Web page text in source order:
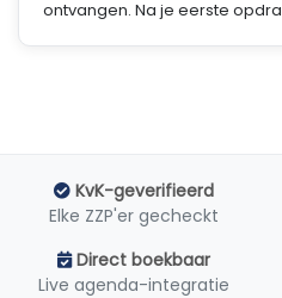
ontvangen. Na je eerste
KvK-geverifieerd
Elke ZZP'er gecheckt
Direct boekbaar
Live agenda-integratie